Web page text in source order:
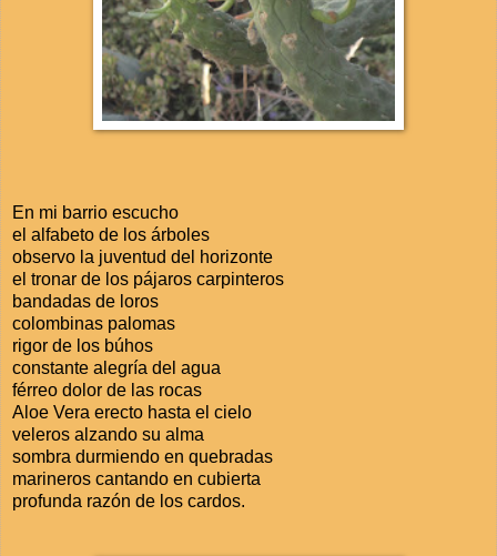
En mi barrio escucho
el alfabeto de los árboles
observo la juventud del horizonte
el tronar de los pájaros carpinteros
bandadas de loros
colombinas palomas
rigor de los búhos
constante alegría del agua
férreo dolor de las rocas
Aloe Vera erecto hasta el cielo
veleros alzando su alma
sombra durmiendo en quebradas
marineros cantando en cubierta
profunda razón de los cardos.